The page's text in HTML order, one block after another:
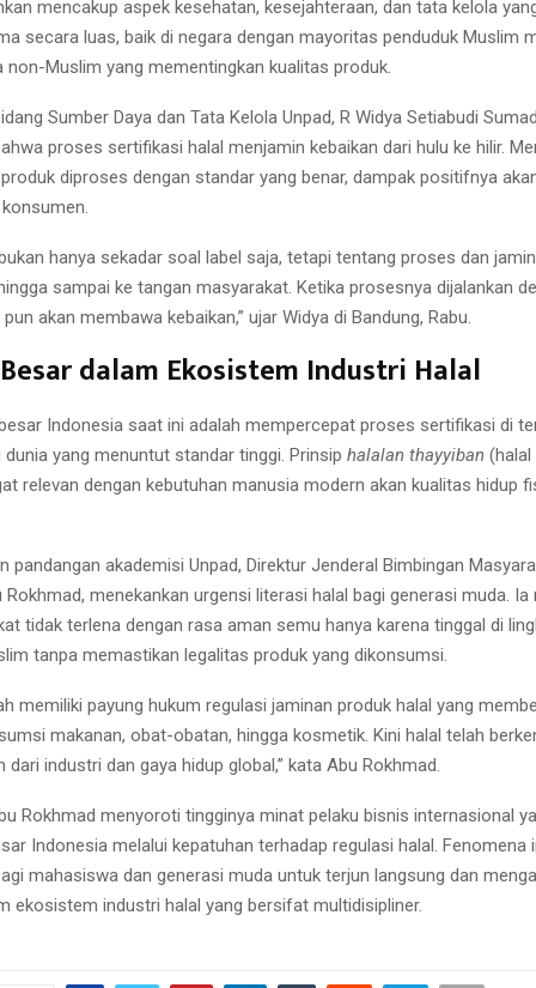
mencakup aspek kesehatan, kesejahteraan, dan tata kelola
secara luas, baik di negara dengan mayoritas penduduk Muslim
non-Muslim yang mementingkan kualitas produk.
Sumber Daya dan Tata Kelola Unpad, R Widya Setiabudi
proses sertifikasi halal menjamin kebaikan dari hulu ke hilir.
diproses dengan standar yang benar, dampak positifnya
hanya sekadar soal label saja, tetapi tentang proses dan
sampai ke tangan masyarakat. Ketika prosesnya dijalankan
akan membawa kebaikan,” ujar Widya di Bandung, Rabu.
dalam Ekosistem Industri Halal
Indonesia saat ini adalah mempercepat proses sertifikasi di
yang menuntut standar tinggi. Prinsip halalan thayyiban (halal
relevan dengan kebutuhan manusia modern akan kualitas hidup
pandangan akademisi Unpad, Direktur Jenderal Bimbingan
Rokhmad, menekankan urgensi literasi halal bagi generasi muda. Ia
tidak terlena dengan rasa aman semu hanya karena tinggal di
tanpa memastikan legalitas produk yang dikonsumsi.
memiliki payung hukum regulasi jaminan produk halal yang
makanan, obat-obatan, hingga kosmetik. Kini halal telah
dari industri dan gaya hidup global,” kata Abu Rokhmad.
Rokhmad menyoroti tingginya minat pelaku bisnis internasional
Indonesia melalui kepatuhan terhadap regulasi halal. Fenomena
mahasiswa dan generasi muda untuk terjun langsung dan
ekosistem industri halal yang bersifat multidisipliner.